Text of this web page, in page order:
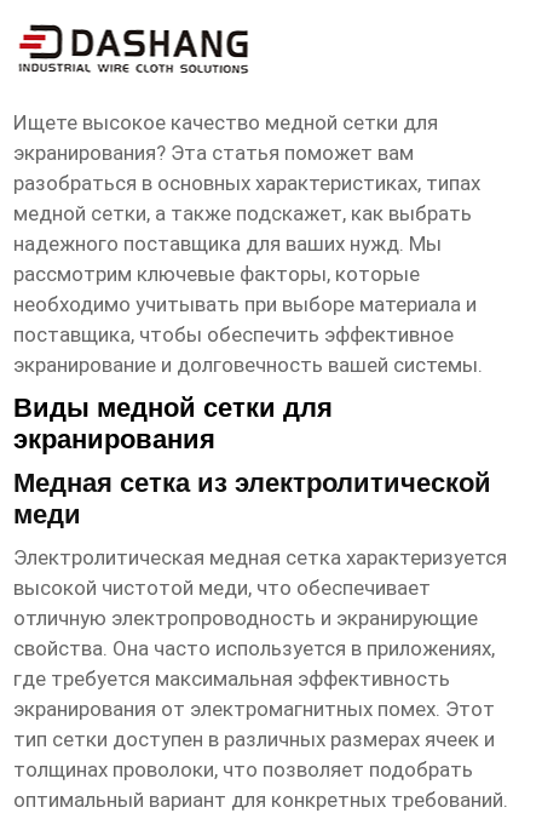
высокое ксчество сетка медная для
экранирования Поставщик
Ищете высокое качество медной сетки для
экранирования? Эта статья поможет вам
разобраться в основных характеристиках, типах
медной сетки, а также подскажет, как выбрать
надежного поставщика для ваших нужд. Мы
рассмотрим ключевые факторы, которые
необходимо учитывать при выборе материала и
поставщика, чтобы обеспечить эффективное
экранирование и долговечность вашей системы.
Виды медной сетки для
экранирования
Медная сетка из электролитической
меди
Электролитическая медная сетка характеризуется
высокой чистотой меди, что обеспечивает
отличную электропроводность и экранирующие
свойства. Она часто используется в приложениях,
где требуется максимальная эффективность
экранирования от электромагнитных помех. Этот
тип сетки доступен в различных размерах ячеек и
толщинах проволоки, что позволяет подобрать
оптимальный вариант для конкретных требований.